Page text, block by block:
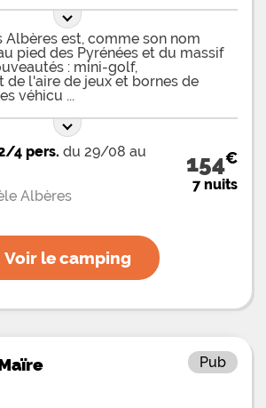
Albères est, comme son nom
pied des Pyrénées et du massif
: mini-golf,
de l'aire de jeux et bornes de
véhicu
4 pers. du 29/08 au
Albères
154€
7 nuits
Voir le camping
Pub